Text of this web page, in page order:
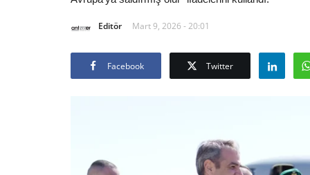
Editör Mart 9, 2026 - 20:01
Facebook Twitter